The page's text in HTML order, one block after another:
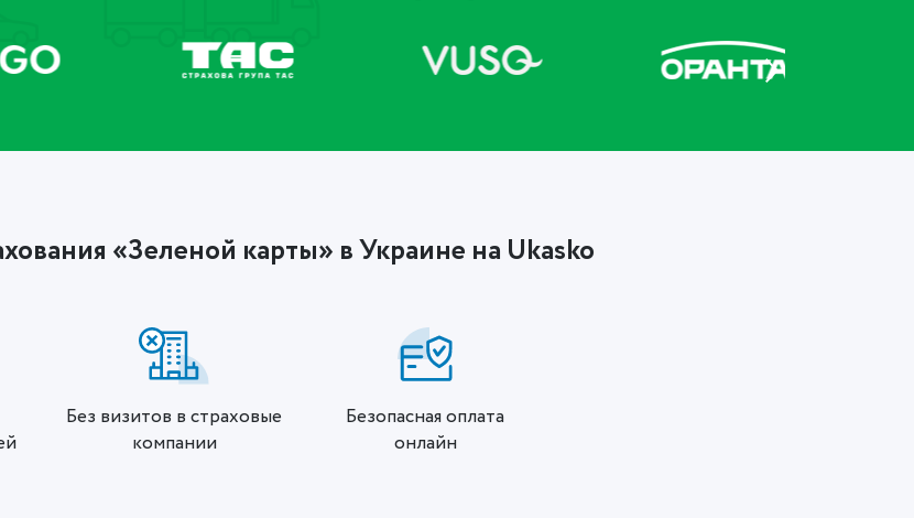
«Зеленой карты» в Украине на Ukasko
Без визитов в страховые
компании
Безопасная оплата
онлайн